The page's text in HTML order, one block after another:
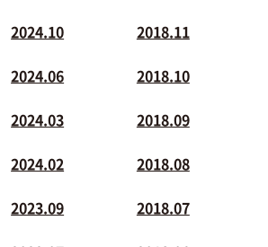
2024.10
2024.06
2024.03
2024.02
2023.09
2018.11
2018.10
2018.09
2018.08
2018.07